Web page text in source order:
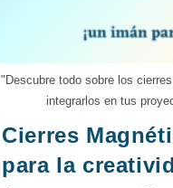
"Descubre todo sobre los
integrarlos en tus
Cierres
para la